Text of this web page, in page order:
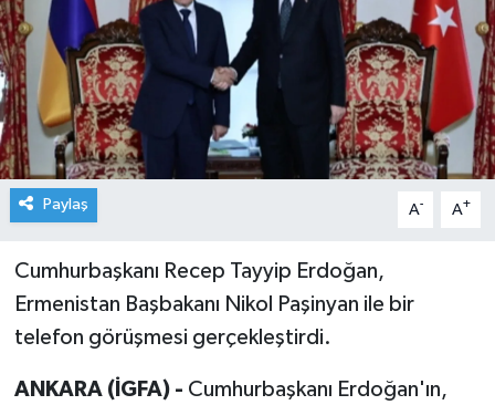
Paylaş A- A+
Cumhurbaşkanı Recep Tayyip Erdoğan,
Ermenistan Başbakanı Nikol Paşinyan ile bir
telefon görüşmesi gerçekleştirdi.
ANKARA (İGFA) - Cumhurbaşkanı Erdoğan'ın,